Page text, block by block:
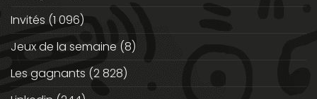
Invités (1 096)
Jeux de la semaine (8)
Les gagnants (2 828)